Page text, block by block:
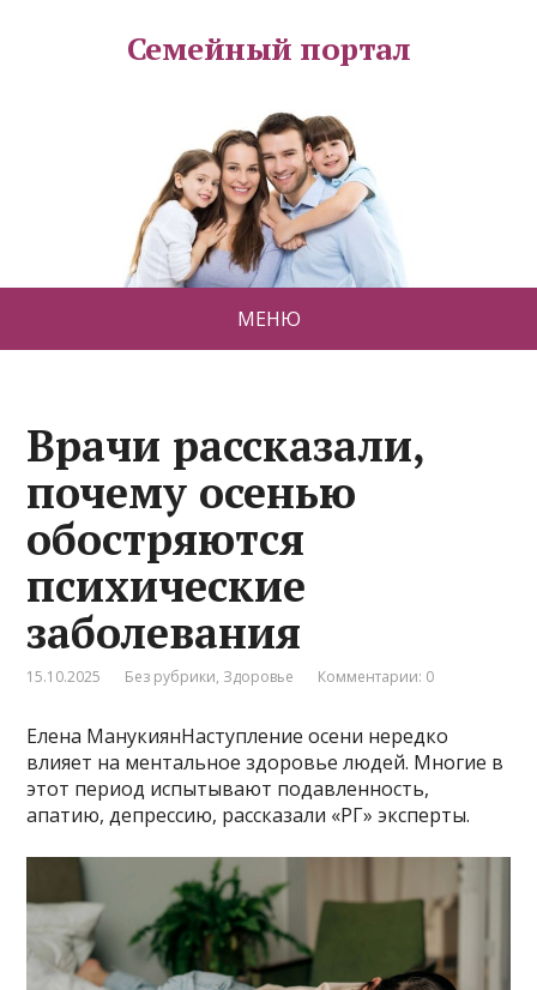
Семейный портал
МЕНЮ
Врачи рассказали,
почему осенью
обостряются
психические
заболевания
15.10.2025 Без рубрики, Здоровье Комментарии: 0
Елена МанукиянНаступление осени нередко
влияет на ментальное здоровье людей. Многие в
этот период испытывают подавленность,
апатию, депрессию, рассказали «РГ» эксперты.